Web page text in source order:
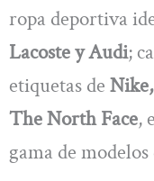
ropa deportiva
Lacoste y Audi;
etiquetas de
The North Face,
gama de modelos